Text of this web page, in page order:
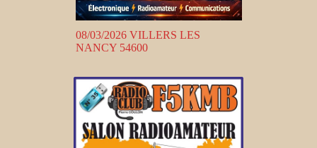
08/03/2026 VILLERS LES
NANCY 54600